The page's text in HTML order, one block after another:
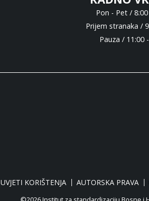
Pon - Pet /
Prijem stranaka /
Pauza / 11:00
UVJETI KORIŠTENJA AUTORSKA PRAVA